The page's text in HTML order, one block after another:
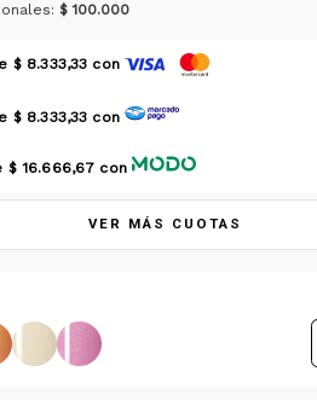
$ 100.000
$ 8.333,33 con
$ 8.333,33 con
$ 16.666,67 con
VER MÁS CUOTAS